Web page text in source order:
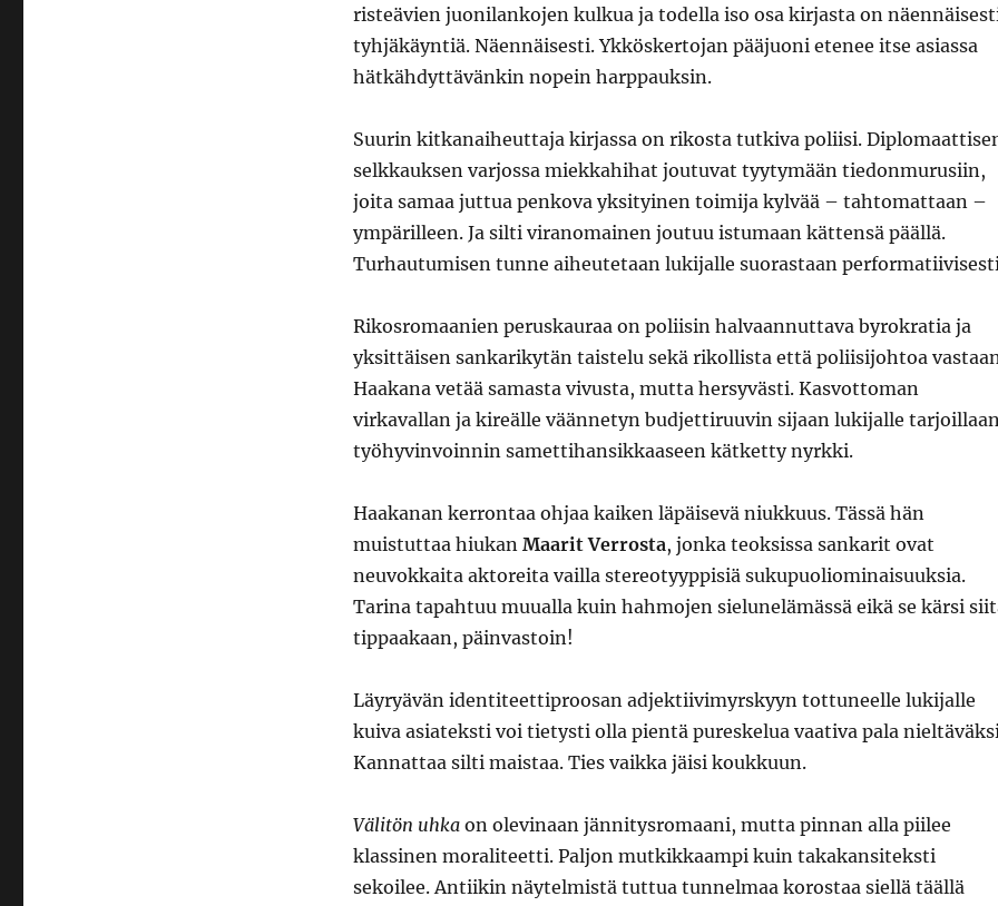
risteävien juonilankojen kulkua ja todella iso osa kirjasta on
tyhjäkäyntiä. Näennäisesti. Ykköskertojan pääjuoni etenee itse asiassa
hätkähdyttävänkin nopein harppauksin.
Suurin kitkanaiheuttaja kirjassa on rikosta tutkiva poliisi.
selkkauksen varjossa miekkahihat joutuvat tyytymään tiedonmurusiin,
joita samaa juttua penkova yksityinen toimija kylvää – tahtomattaan –
ympärilleen. Ja silti viranomainen joutuu istumaan kättensä päällä.
Turhautumisen tunne aiheutetaan lukijalle suorastaan
Rikosromaanien peruskauraa on poliisin halvaannuttava byrokratia ja
yksittäisen sankarikytän taistelu sekä rikollista että poliisijohtoa
Haakana vetää samasta vivusta, mutta hersyvästi. Kasvottoman
virkavallan ja kireälle väännetyn budjettiruuvin sijaan lukijalle
työhyvinvoinnin samettihansikkaaseen kätketty nyrkki.
Haakanan kerrontaa ohjaa kaiken läpäisevä niukkuus. Tässä hän
muistuttaa hiukan Maarit Verrosta, jonka teoksissa sankarit ovat
neuvokkaita aktoreita vailla stereotyyppisiä sukupuoliominaisuuksia.
Tarina tapahtuu muualla kuin hahmojen sielunelämässä eikä se kärsi
tippaakaan, päinvastoin!
Läyryävän identiteettiproosan adjektiivimyrskyyn tottuneelle lukijalle
kuiva asiateksti voi tietysti olla pientä pureskelua vaativa pala
Kannattaa silti maistaa. Ties vaikka jäisi koukkuun.
Välitön uhkaon olevinaan jännitysromaani, mutta pinnan alla piilee
klassinen moraliteetti. Paljon mutkikkaampi kuin takakansiteksti
sekoilee. Antiikin näytelmistä tuttua tunnelmaa korostaa siellä täällä